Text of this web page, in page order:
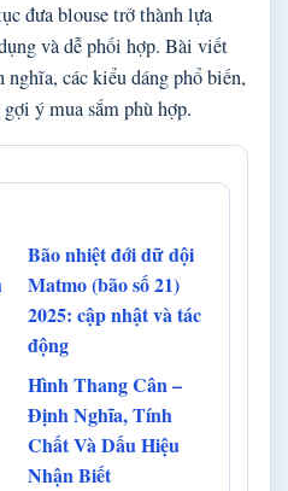
đưa blouse trở thành lựa
và dễ phối hợp. Bài viết
các kiểu dáng phổ biến,
ý mua sắm phù hợp.
Bão nhiệt đới dữ dội
Matmo (bão số 21)
2025: cập nhật và tác
động
Hình Thang Cân –
Định Nghĩa, Tính
Chất Và Dấu Hiệu
Nhận Biết